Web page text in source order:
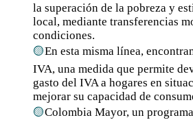
la superación de la pobreza y
local, mediante transferencias
condiciones.
En esta misma línea,
IVA, una medida que permite
gasto del IVA a hogares en
mejorar su capacidad de
Colombia Mayor, un